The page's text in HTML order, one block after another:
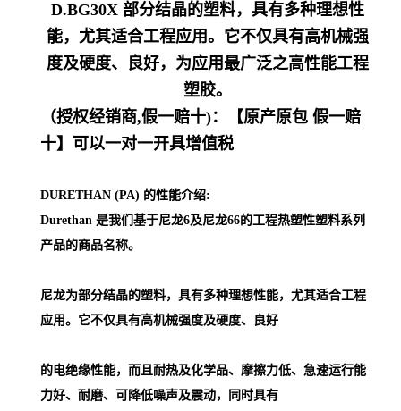
D.BG30X 部分结晶的塑料，具有多种理想性
能，尤其适合工程应用。它不仅具有高机械强
度及硬度、良好，为应用最广泛之高性能工程
塑胶。
（授权经销商,假一赔十)：【原产原包 假一赔
十】可以一对一开具增值税
DURETHAN (PA) 的性能介绍:
Durethan 是我们基于尼龙6及尼龙66的工程热塑性塑料系列
产品的商品名称。
尼龙为部分结晶的塑料，具有多种理想性能，尤其适合工程
应用。它不仅具有高机械强度及硬度、良好
的电绝缘性能，而且耐热及化学品、摩擦力低、急速运行能
力好、耐磨、可降低噪声及震动，同时具有